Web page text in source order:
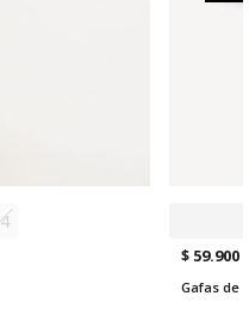
$ 59.900
Gafas de